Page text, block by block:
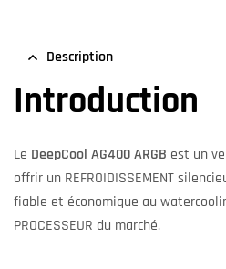
Description
Introduction
Le DeepCool AG400 ARGB est un
offrir un REFROIDISSEMENT
fiable et économique au
PROCESSEUR du marché.